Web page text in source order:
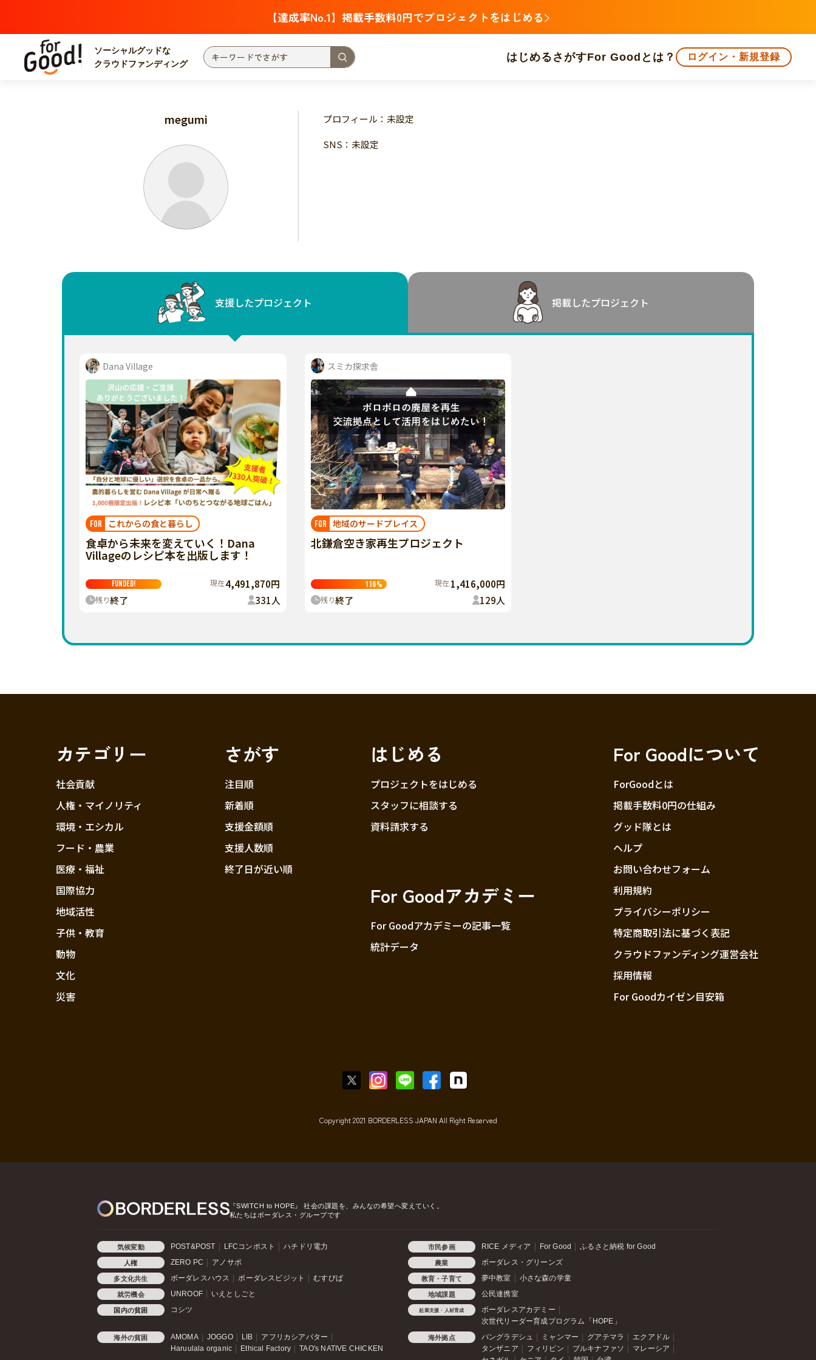
【達成率No.1】掲載手数料0円でプロジェクトをはじめる
ソーシャルグッドな
クラウドファンディング
はじめる さがすFor Goodとは？ ログイン・新規登録
注目 支援金額が多い 支援人数が多い
国際協力 子ども・教育
災害
北海道・東北
関東
新潟
中国
四国
九州・沖縄 福岡 佐賀 長崎 熊本 大分 宮崎 鹿児島 沖縄
megumi
プロフィール：未設定
SNS：未設定
支援したプロジェクト 掲載したプロジェクト
Dana Village
FOR これからの食と暮らし
食卓から未来を変えていく！Dana
Villageのレシピ本を出版します！
FUNDED! 現在4,491,870円
残り終了 331人
スミカ探求舎
FOR 地域のサードプレイス
北鎌倉空き家再生プロジェクト
118% 現在1,416,000円
残り終了 129人
カテゴリー
社会貢献
人権・マイノリティ
環境・エシカル
フード・農業
医療・福祉
国際協力
地域活性
子供・教育
動物
文化
災害
さがす
注目順
新着順
支援金額順
支援人数順
終了日が近い順
はじめる
プロジェクトをはじめる
スタッフに相談する
資料請求する
For Goodアカデミー
For Goodアカデミーの記事一覧
統計データ
For Goodについて
ForGoodとは
掲載手数料0円の仕組み
グッド隊とは
ヘルプ
お問い合わせフォーム
利用規約
プライバシーポリシー
特定商取引法に基づく表記
クラウドファンディング運営会社
採用情報
For Goodカイゼン目安箱
Copyright 2021 BORDERLESS JAPAN All Right Reserved
『SWITCH to HOPE』
社会の課題を、みんなの希望へ変えていく。
私たちはボーダレス・グループです
気候変動 POST&POST LFCコンポスト ハチドリ電力 市民参画 RICE メディア For Good ふるさと納税 for Good
人権 ZERO PC アノサポ 農業 ボーダレス・グリーンズ
多文化共生 ボーダレスハウス ボーダレスビジット むすびば 教育・子育て 夢中教室 小さな森の学童
就労機会 UNROOF いえとしごと 地域課題 公民連携室
国内の貧困 コシツ 起業支援・人材育成
ボーダレスアカデミー
次世代リーダー育成プログラム「HOPE」
海外の貧困 AMOMA JOGGO LIB
アフリカシアバター
Haruulala organic
Ethical Factory TAO's NATIVE CHICKEN
海外拠点 バングラデシュ ミャンマー グアテマラ
エクアドル
タンザニア
フィリピン ブルキナファソ
マレーシア